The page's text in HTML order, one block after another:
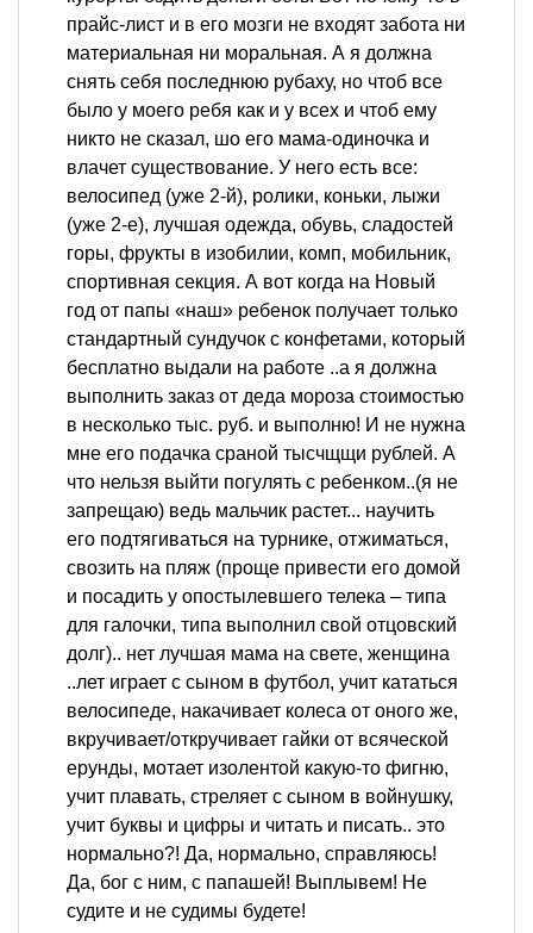
прайс-лист и в его мозги не входят забота ни
материальная ни моральная. А я должна
снять себя последнюю рубаху, но чтоб все
было у моего ребя как и у всех и чтоб ему
никто не сказал, шо его мама-одиночка и
влачет существование. У него есть все:
велосипед (уже 2-й), ролики, коньки, лыжи
(уже 2-е), лучшая одежда, обувь, сладостей
горы, фрукты в изобилии, комп, мобильник,
спортивная секция. А вот когда на Новый
год от папы «наш» ребенок получает только
стандартный сундучок с конфетами, который
бесплатно выдали на работе ..а я должна
выполнить заказ от деда мороза стоимостью
в несколько тыс. руб. и выполню! И не нужна
мне его подачка сраной тысчщщи рублей. А
что нельзя выйти погулять с ребенком..(я не
запрещаю) ведь мальчик растет... научить
его подтягиваться на турнике, отжиматься,
свозить на пляж (проще привести его домой
и посадить у опостылевшего телека – типа
для галочки, типа выполнил свой отцовский
долг).. нет лучшая мама на свете, женщина
..лет играет с сыном в футбол, учит кататься
велосипеде, накачивает колеса от оного же,
вкручивает/откручивает гайки от всяческой
ерунды, мотает изолентой какую-то фигню,
учит плавать, стреляет с сыном в войнушку,
учит буквы и цифры и читать и писать.. это
нормально?! Да, нормально, справляюсь!
Да, бог с ним, с папашей! Выплывем! Не
судите и не судимы будете!